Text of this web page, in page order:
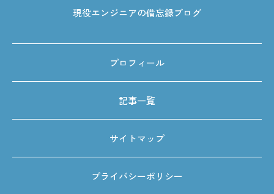
現役エンジニアの備忘録ブログ
プロフィール
記事一覧
サイトマップ
プライバシーポリシー